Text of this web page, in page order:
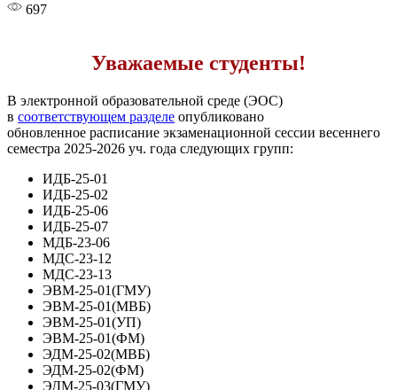
697
Уважаемые студенты!
В электронной образовательной среде (ЭОС)
в соответствующем разделе опубликовано
обновленное расписание экзаменационной сессии весеннего
семестра 2025-2026 уч. года следующих групп:
ИДБ-25-01
ИДБ-25-02
ИДБ-25-06
ИДБ-25-07
МДБ-23-06
МДС-23-12
МДС-23-13
ЭВМ-25-01(ГМУ)
ЭВМ-25-01(МВБ)
ЭВМ-25-01(УП)
ЭВМ-25-01(ФМ)
ЭДМ-25-02(МВБ)
ЭДМ-25-02(ФМ)
ЭДМ-25-03(ГМУ)